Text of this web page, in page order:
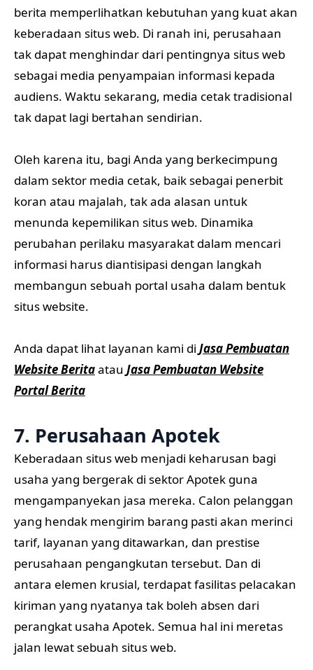
berita memperlihatkan kebutuhan yang kuat akan
keberadaan situs web. Di ranah ini, perusahaan
tak dapat menghindar dari pentingnya situs web
sebagai media penyampaian informasi kepada
audiens. Waktu sekarang, media cetak tradisional
tak dapat lagi bertahan sendirian.
Oleh karena itu, bagi Anda yang berkecimpung
dalam sektor media cetak, baik sebagai penerbit
koran atau majalah, tak ada alasan untuk
menunda kepemilikan situs web. Dinamika
perubahan perilaku masyarakat dalam mencari
informasi harus diantisipasi dengan langkah
membangun sebuah portal usaha dalam bentuk
situs website.
Anda dapat lihat layanan kami di Jasa Pembuatan
Website Beritaatau Jasa Pembuatan Website
Portal Berita
7. Perusahaan Apotek
Keberadaan situs web menjadi keharusan bagi
usaha yang bergerak di sektor Apotek guna
mengampanyekan jasa mereka. Calon pelanggan
yang hendak mengirim barang pasti akan merinci
tarif, layanan yang ditawarkan, dan prestise
perusahaan pengangkutan tersebut. Dan di
antara elemen krusial, terdapat fasilitas pelacakan
kiriman yang nyatanya tak boleh absen dari
perangkat usaha Apotek. Semua hal ini meretas
jalan lewat sebuah situs web.